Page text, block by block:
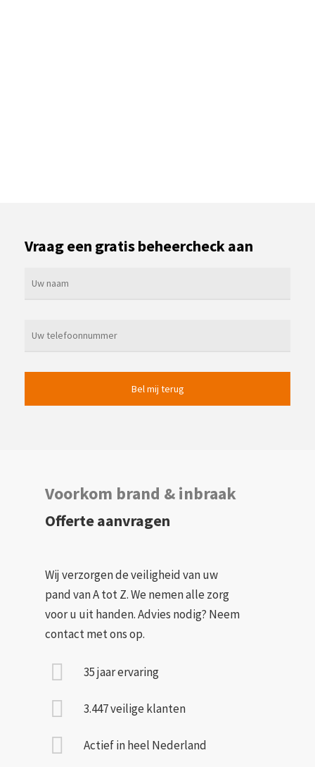
Vraag een gratis beheercheck aan
Voorkom brand & inbraak
Offerte aanvragen
Wij verzorgen de veiligheid van uw
pand van A tot Z. We nemen alle zorg
voor u uit handen. Advies nodig? Neem
contact met ons op.
35 jaar ervaring
3.447 veilige klanten
Actief in heel Nederland